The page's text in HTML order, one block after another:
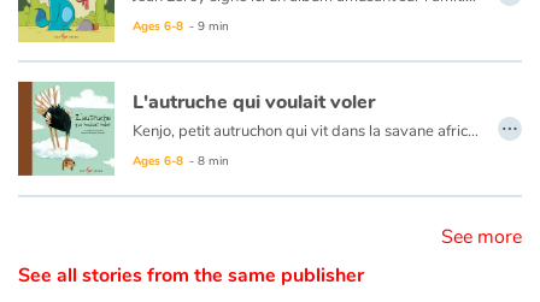
Catalogue anglais
Contraste +
Home
Ages 6-8 - 9 min
L'autruche qui voulait voler
Kenjo, petit autruchon qui vit dans la savane africaine avec sa famille rêve de voler. Mais une autruche, cela ne vole pas…
Ages 6-8 - 8 min
…
See more
See all stories from the same publisher